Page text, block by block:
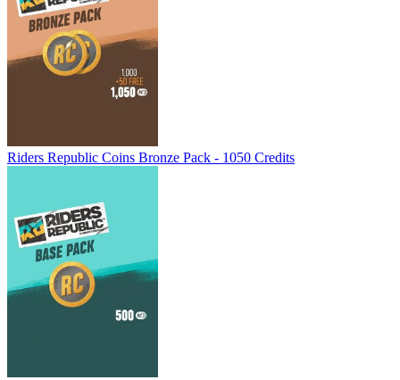
Riders Republic Coins Bronze Pack - 1050 Credits